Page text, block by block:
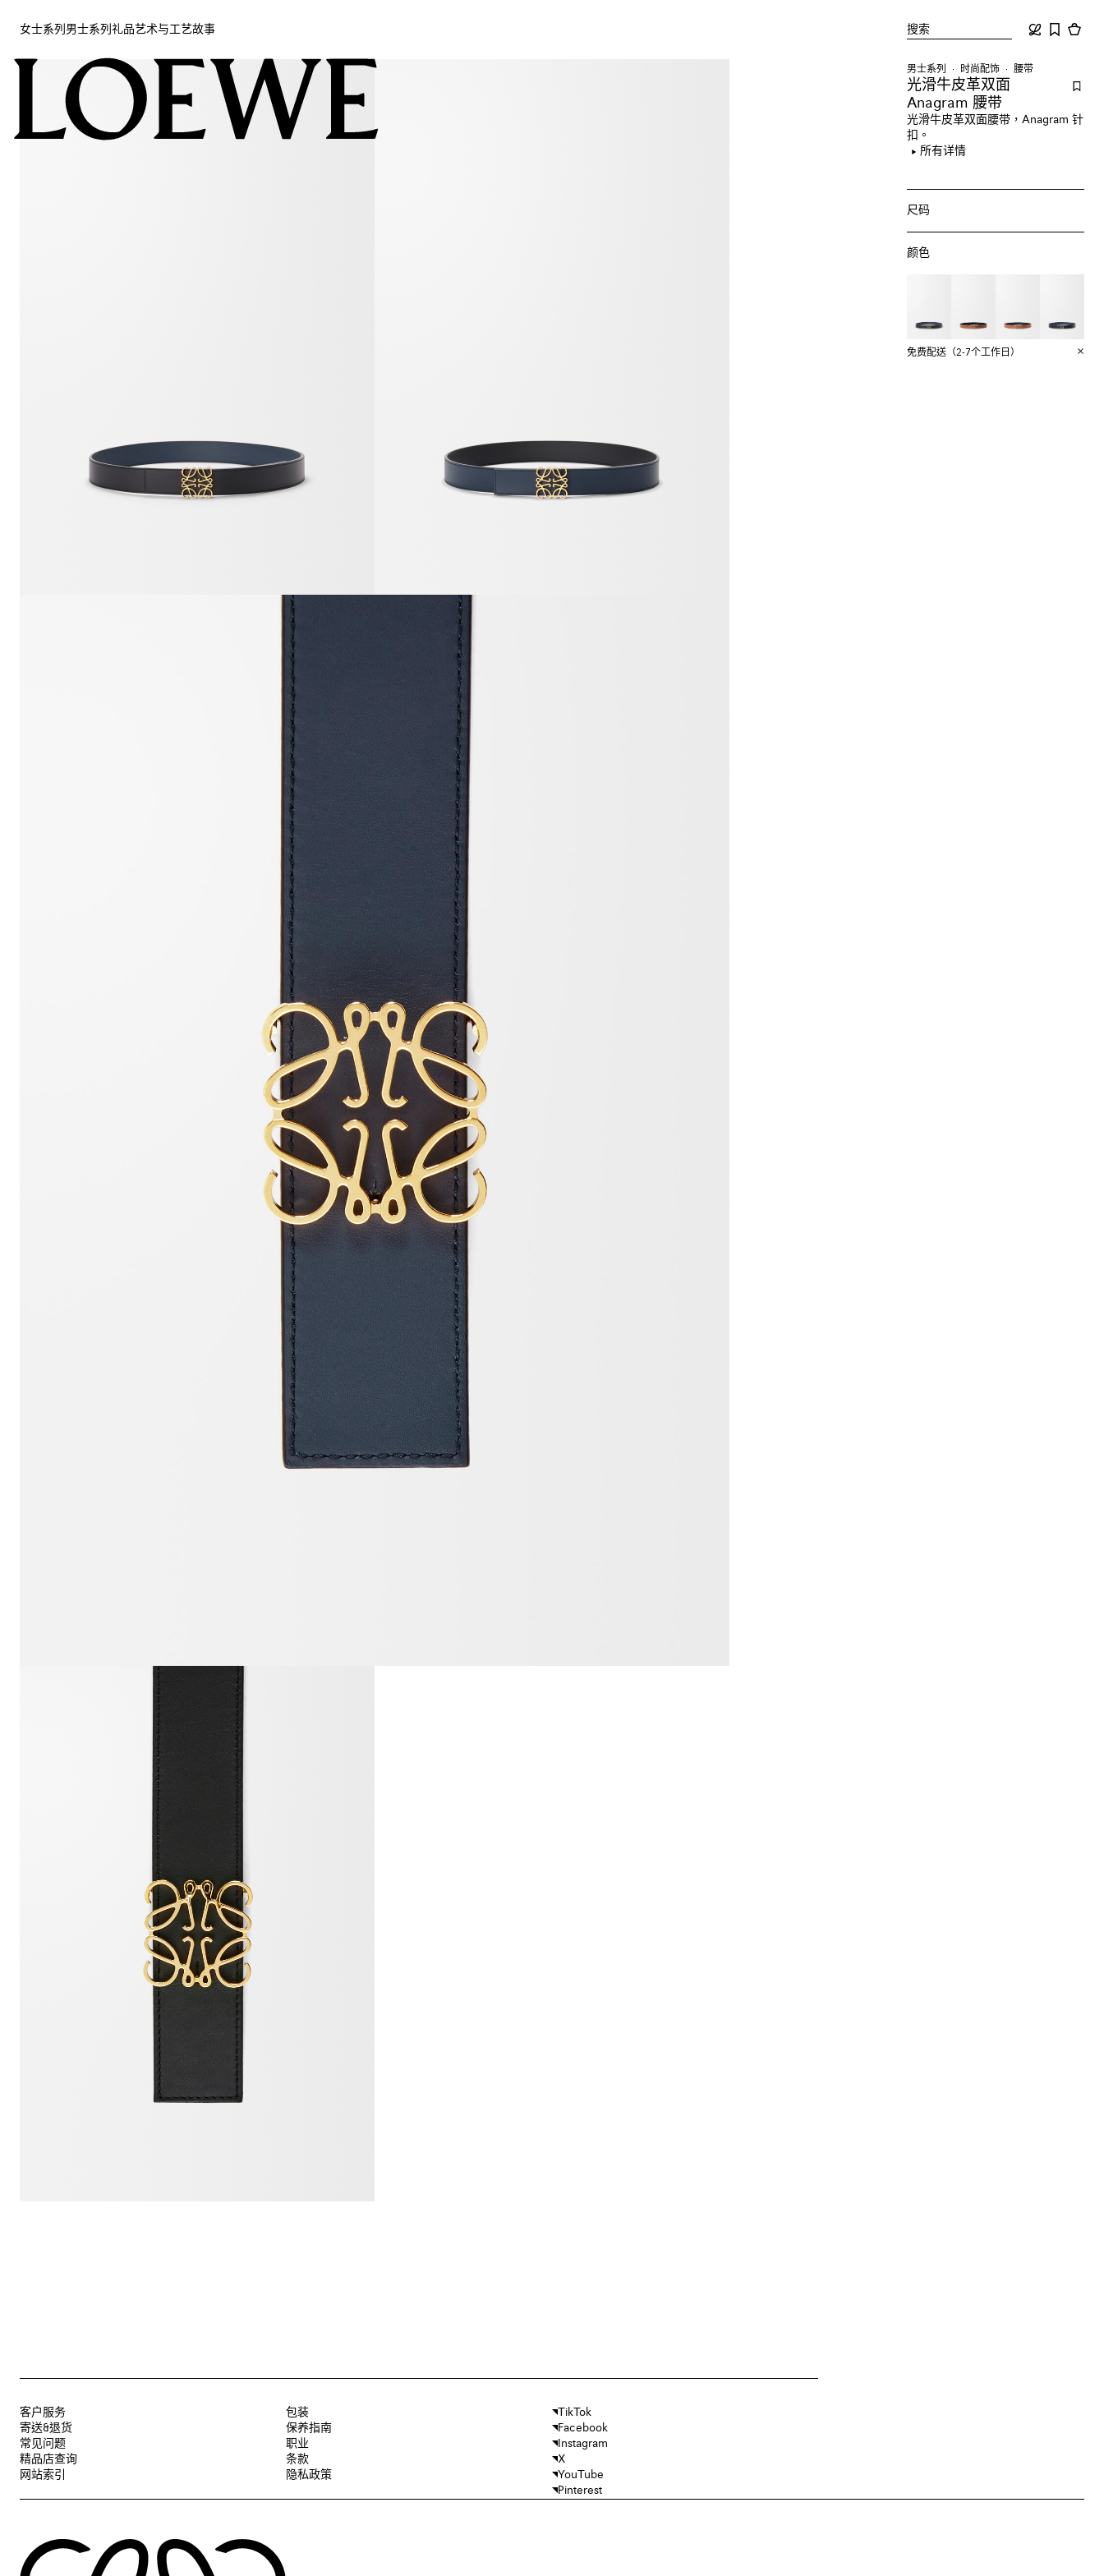
女士系列 男士系列 礼品艺术与工艺故事 搜索
女士系列
艺术与工艺
男士系列 时尚配饰 腰带
光滑牛皮革双面
Anagram 腰带
光滑牛皮革双面腰带，Anagram 针
扣。
所有详情
尺码
颜色
免费配送（2-7个工作日）
客户服务
寄送&退货
常见问题
精品店查询
网站索引
包装
保养指南
职业
条款
隐私政策
TikTok
Facebook
Instagram
X
YouTube
Pinterest